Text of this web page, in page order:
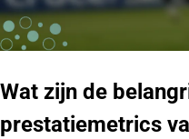
Wat zijn de
prestatiemetrics